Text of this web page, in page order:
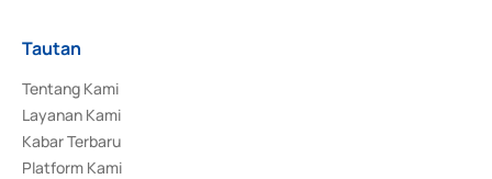
Tautan
Tentang Kami
Layanan Kami
Kabar Terbaru
Platform Kami